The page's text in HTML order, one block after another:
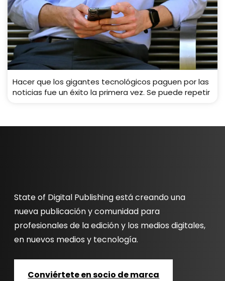
Hacer que los gigantes tecnológicos paguen por las
noticias fue un éxito la primera vez. Se puede repetir
State of Digital Publishing está creando una
nueva publicación y comunidad para
profesionales de la edición y los medios digitales,
en nuevos medios y tecnología.
Conviértete en socio de marca